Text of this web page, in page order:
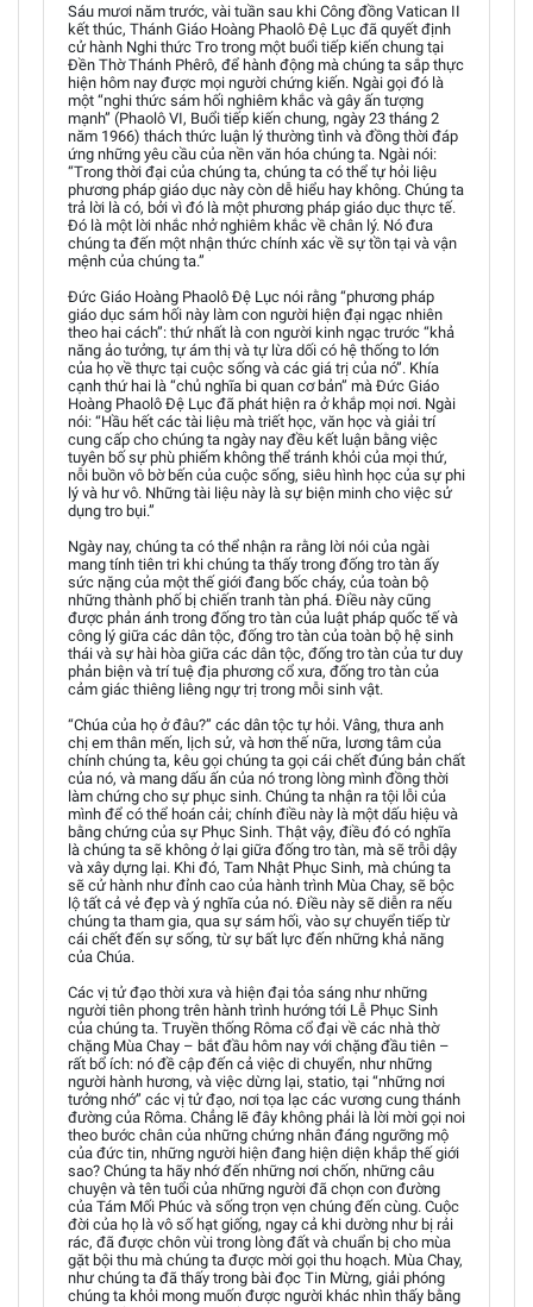
Sáu mươi năm trước, vài tuần sau khi Công đồng Vatican II
kết thúc, Thánh Giáo Hoàng Phaolô Đệ Lục đã quyết định
cử hành Nghi thức Tro trong một buổi tiếp kiến chung tại
Đền Thờ Thánh Phêrô, để hành động mà chúng ta sắp thực
hiện hôm nay được mọi người chứng kiến. Ngài gọi đó là
một “nghi thức sám hối nghiêm khắc và gây ấn tượng
mạnh” (Phaolô VI, Buổi tiếp kiến chung, ngày 23 tháng 2
năm 1966) thách thức luận lý thường tình và đồng thời đáp
ứng những yêu cầu của nền văn hóa chúng ta. Ngài nói:
“Trong thời đại của chúng ta, chúng ta có thể tự hỏi liệu
phương pháp giáo dục này còn dễ hiểu hay không. Chúng ta
trả lời là có, bởi vì đó là một phương pháp giáo dục thực tế.
Đó là một lời nhắc nhở nghiêm khắc về chân lý. Nó đưa
chúng ta đến một nhận thức chính xác về sự tồn tại và vận
mệnh của chúng ta.”
Đức Giáo Hoàng Phaolô Đệ Lục nói rằng “phương pháp
giáo dục sám hối này làm con người hiện đại ngạc nhiên
theo hai cách”: thứ nhất là con người kinh ngạc trước “khả
năng ảo tưởng, tự ám thị và tự lừa dối có hệ thống to lớn
của họ về thực tại cuộc sống và các giá trị của nó”. Khía
cạnh thứ hai là “chủ nghĩa bi quan cơ bản” mà Đức Giáo
Hoàng Phaolô Đệ Lục đã phát hiện ra ở khắp mọi nơi. Ngài
nói: “Hầu hết các tài liệu mà triết học, văn học và giải trí
cung cấp cho chúng ta ngày nay đều kết luận bằng việc
tuyên bố sự phù phiếm không thể tránh khỏi của mọi thứ,
nỗi buồn vô bờ bến của cuộc sống, siêu hình học của sự phi
lý và hư vô. Những tài liệu này là sự biện minh cho việc sử
dụng tro bụi.”
Ngày nay, chúng ta có thể nhận ra rằng lời nói của ngài
mang tính tiên tri khi chúng ta thấy trong đống tro tàn ấy
sức nặng của một thế giới đang bốc cháy, của toàn bộ
những thành phố bị chiến tranh tàn phá. Điều này cũng
được phản ánh trong đống tro tàn của luật pháp quốc tế và
công lý giữa các dân tộc, đống tro tàn của toàn bộ hệ sinh
thái và sự hài hòa giữa các dân tộc, đống tro tàn của tư duy
phản biện và trí tuệ địa phương cổ xưa, đống tro tàn của
cảm giác thiêng liêng ngự trị trong mỗi sinh vật.
“Chúa của họ ở đâu?” các dân tộc tự hỏi. Vâng, thưa anh
chị em thân mến, lịch sử, và hơn thế nữa, lương tâm của
chính chúng ta, kêu gọi chúng ta gọi cái chết đúng bản chất
của nó, và mang dấu ấn của nó trong lòng mình đồng thời
làm chứng cho sự phục sinh. Chúng ta nhận ra tội lỗi của
mình để có thể hoán cải; chính điều này là một dấu hiệu và
bằng chứng của sự Phục Sinh. Thật vậy, điều đó có nghĩa
là chúng ta sẽ không ở lại giữa đống tro tàn, mà sẽ trỗi dậy
và xây dựng lại. Khi đó, Tam Nhật Phục Sinh, mà chúng ta
sẽ cử hành như đỉnh cao của hành trình Mùa Chay, sẽ bộc
lộ tất cả vẻ đẹp và ý nghĩa của nó. Điều này sẽ diễn ra nếu
chúng ta tham gia, qua sự sám hối, vào sự chuyển tiếp từ
cái chết đến sự sống, từ sự bất lực đến những khả năng
của Chúa.
Các vị tử đạo thời xưa và hiện đại tỏa sáng như những
người tiên phong trên hành trình hướng tới Lễ Phục Sinh
của chúng ta. Truyền thống Rôma cổ đại về các nhà thờ
chặng Mùa Chay – bắt đầu hôm nay với chặng đầu tiên –
rất bổ ích: nó đề cập đến cả việc di chuyển, như những
người hành hương, và việc dừng lại, statio, tại “những nơi
tưởng nhớ” các vị tử đạo, nơi tọa lạc các vương cung thánh
đường của Rôma. Chẳng lẽ đây không phải là lời mời gọi noi
theo bước chân của những chứng nhân đáng ngưỡng mộ
của đức tin, những người hiện đang hiện diện khắp thế giới
sao? Chúng ta hãy nhớ đến những nơi chốn, những câu
chuyện và tên tuổi của những người đã chọn con đường
của Tám Mối Phúc và sống trọn vẹn chúng đến cùng. Cuộc
đời của họ là vô số hạt giống, ngay cả khi dường như bị rải
rác, đã được chôn vùi trong lòng đất và chuẩn bị cho mùa
gặt bội thu mà chúng ta được mời gọi thu hoạch. Mùa Chay,
như chúng ta đã thấy trong bài đọc Tin Mừng, giải phóng
chúng ta khỏi mong muốn được người khác nhìn thấy bằng